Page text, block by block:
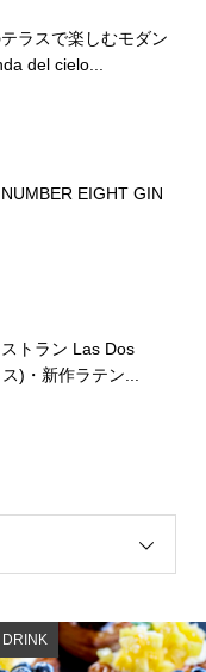
ラスで楽しむモダン
del cielo...
EIGHT GIN
トラン Las Dos
)・新作ラテン...
DRINK